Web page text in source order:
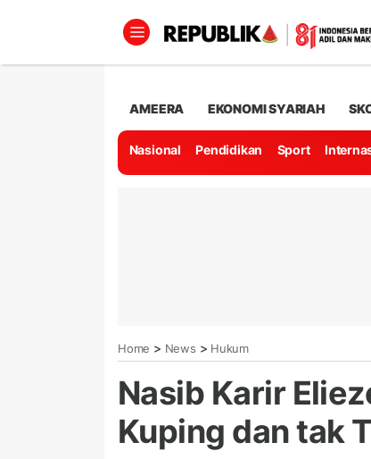
AMEERA EKONOMI SYARIAH
Nasional Pendidikan Sport
Home > News > Hukum
Nasib Karir
Kuping dan tak